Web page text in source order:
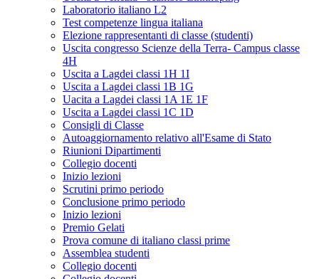
Laboratorio italiano L2
Test competenze lingua italiana
Elezione rappresentanti di classe (studenti)
Uscita congresso Scienze della Terra- Campus classe
4H
Uscita a Lagdei classi 1H 1I
Uscita a Lagdei classi 1B 1G
Uacita a Lagdei classi 1A 1E 1F
Uscita a Lagdei classi 1C 1D
Consigli di Classe
Autoaggiornamento relativo all'Esame di Stato
Riunioni Dipartimenti
Collegio docenti
Inizio lezioni
Scrutini primo periodo
Conclusione primo periodo
Inizio lezioni
Premio Gelati
Prova comune di italiano classi prime
Assemblea studenti
Collegio docenti